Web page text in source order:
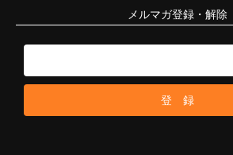
メルマガ登録・解除